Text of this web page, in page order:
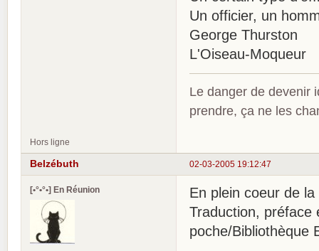
Un officier, un
George Thurston
L'Oiseau-Moqueur
Le danger de devenir
prendre, ça ne les
Hors ligne
02-03-2005 19:12:47
Belzébuth
[•°•°•] En Réunion
En plein coeur de
Traduction, préface
poche/Bibliothèque